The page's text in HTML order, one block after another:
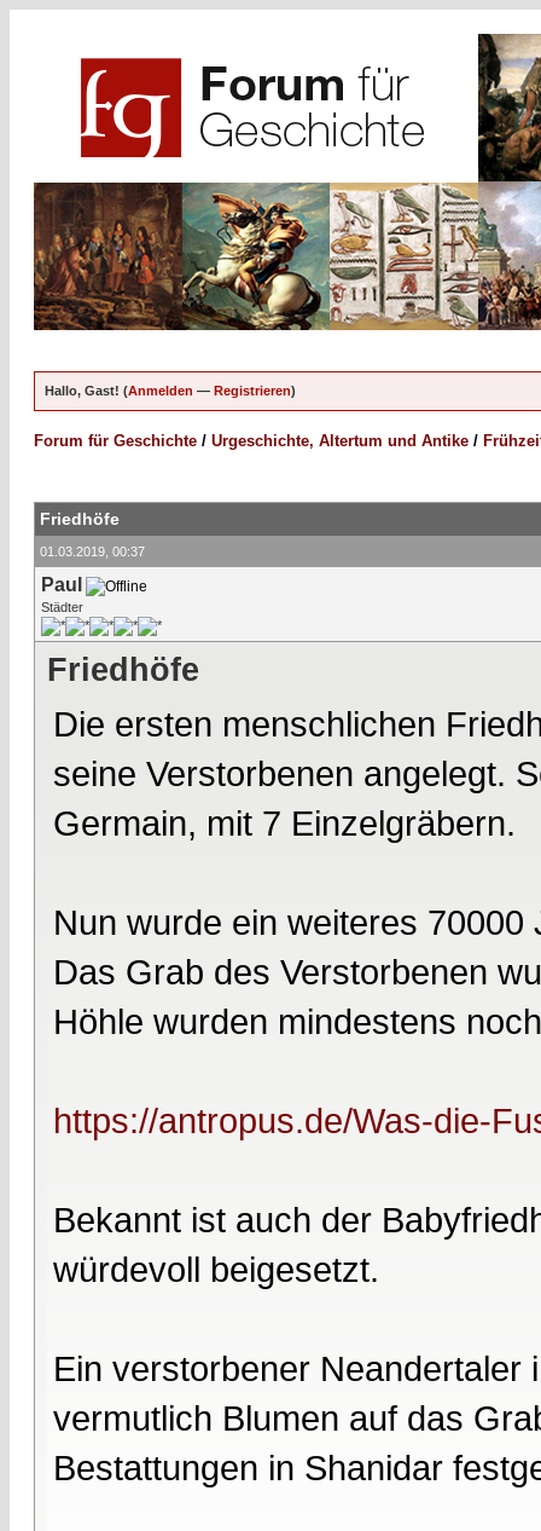
Hallo, Gast! (Anmelden — Registrieren)
Forum für Geschichte / Urgeschichte, Altertum und Antike /
Friedhöfe
01.03.2019, 00:37
Paul
Städter
Friedhöfe
Die ersten menschlichen
seine Verstorbenen angelegt.
Germain, mit 7 Einzelgräbern.
Nun wurde ein weiteres
Das Grab des Verstorbenen
Höhle wurden mindestens
https://antropus.de/Was-die-
Bekannt ist auch der
würdevoll beigesetzt.
Ein verstorbener Neandertaler
vermutlich Blumen auf das
Bestattungen in Shanidar